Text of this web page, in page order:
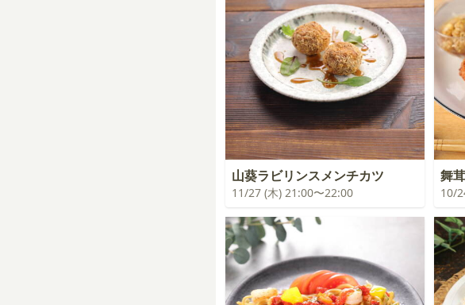
山葵ラビリンスメンチカツ
11/27 (木) 21:00〜22:00
舞
10/